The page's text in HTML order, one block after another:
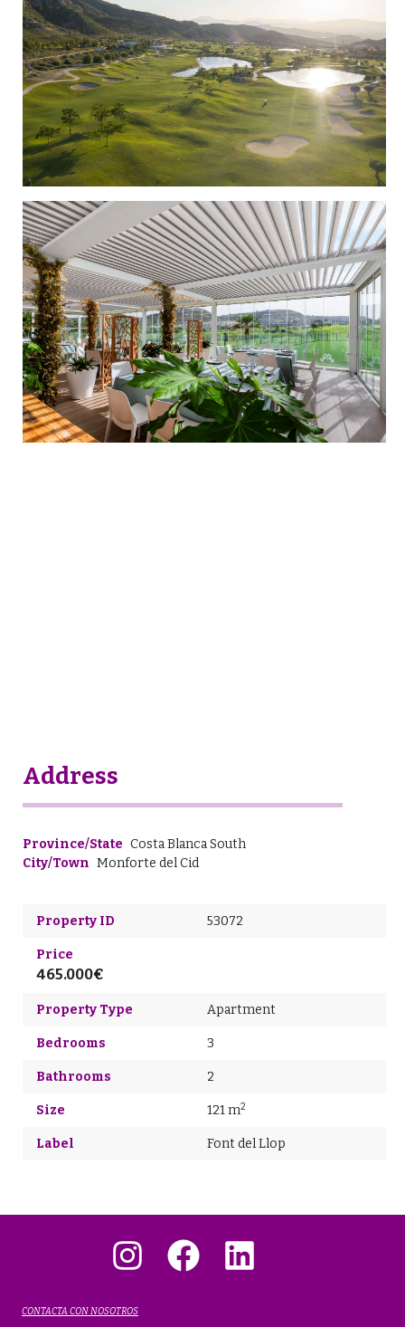
Address
Province/State Costa Blanca South
City/Town Monforte del Cid
Property ID 53072
Price
465.000€
Property Type Apartment
Bedrooms 3
Bathrooms 2
Size 121 m2
Label Font del Llop
InstagramFacebook LinkedIn
CONTACTA CON NOSOTROS